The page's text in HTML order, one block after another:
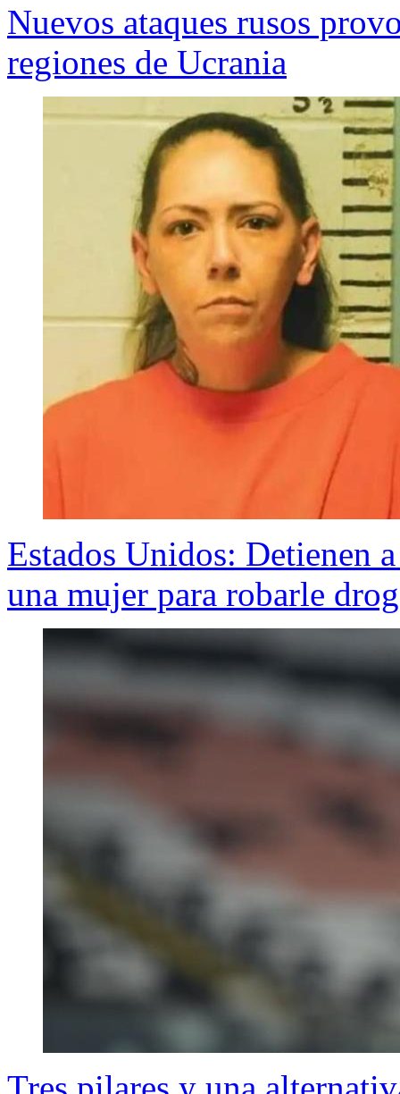
Nuevos ataques rusos
regiones de Ucrania
Estados Unidos: Detienen
una mujer para robarle